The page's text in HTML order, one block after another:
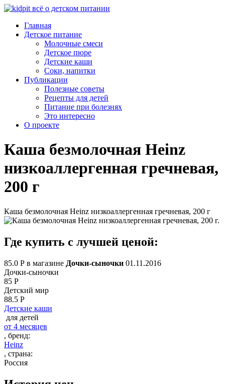
Главная
Детское питание
Молочные смеси
Детское пюре
Детские каши
Соки, напитки
Публикации
Полезные советы
Рецепты для детей
Питание при болезнях
Это интересно
О проекте
Каша безмолочная Heinz
низкоаллергенная гречневая,
200 г
Каша безмолочная Heinz низкоаллергенная гречневая, 200 г
Где купить с лучшей ценой:
85.0 Р в магазине Дочки-сыночки 01.11.2016
Дочки-сыночки
85 Р
Детский мир
88.5 Р
Детские каши
для детей
от 4 месяцев
, бренд:
Heinz
, страна:
Россия